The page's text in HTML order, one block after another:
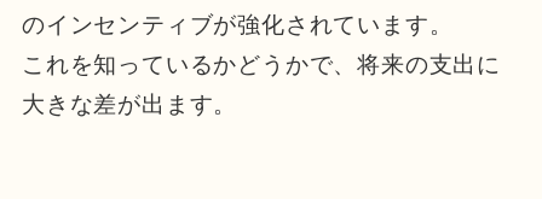
のインセンティブが強化されています。
これを知っているかどうかで、将来の支出に
大きな差が出ます。